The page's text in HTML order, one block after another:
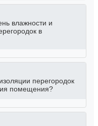
влажности и
в
перегородок
помещения?